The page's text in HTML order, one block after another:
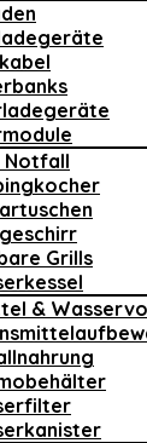
Notfall
Grills
&